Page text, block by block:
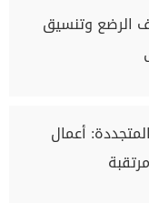
الرضع وتنسيق
أعمال